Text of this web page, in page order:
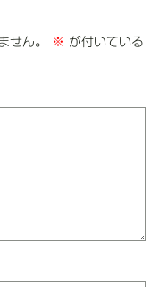
せん。 ※ が付いている